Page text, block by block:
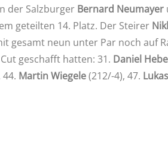
der Salzburger Bernard Neumayer
geteilten 14. Platz. Der Steirer
gesamt neun unter Par noch auf
geschafft hatten: 31. Daniel
44. Martin Wiegele(212/-4), 47.